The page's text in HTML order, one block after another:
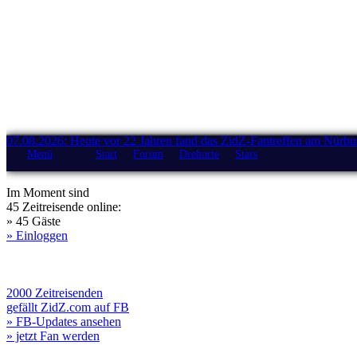
07.08.2026: Heute vor 22 Jahren fand das ZidZ-Fantreffen am
Menü Start Forum Drehorte Stars
Im Moment sind
45 Zeitreisende online:
» 45 Gäste
» Einloggen
2000 Zeitreisenden
gefällt ZidZ.com auf FB
» FB-Updates ansehen
» jetzt Fan werden